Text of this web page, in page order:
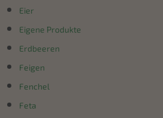
Eier
Eigene Produkte
Erdbeeren
Feigen
Fenchel
Feta